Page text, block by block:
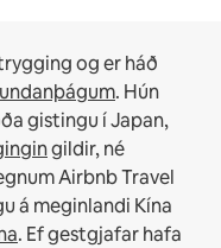
og er háð
. Hún
gistingu í Japan,
gildir, né
Airbnb Travel
á meginlandi Kína
. Ef gestgjafar hafa